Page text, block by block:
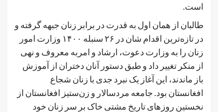
است.
طالبان از همان اول به قدرت در برابر زنان جبهه گرفته و
در تازه‌ترین اقدام شان در ۲۶ سنبله ۱۴۰۰ وزارت امور
زنان را به وزارت دعوت، ارشاد و امربه‌ معروف و نهی
از منکر تغییر داد و طبق دستور آنان دختران از آموزش
باز ماندند، این آغاز یک نبرد جدی با زنان شجاع
افغانستان بود. جامعه مردسالار و زن‌ستیز افغانستان از
نخستین روزهای تاریخ مشتی خاک بر سر زنان خود